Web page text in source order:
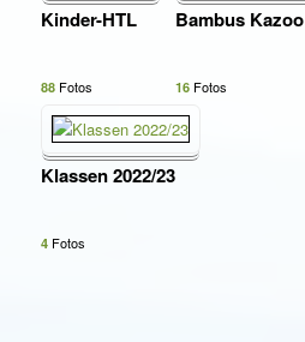
Kinder-HTL
88Fotos
Bambus Kazoo
16Fotos
Klassen 2022/23
4Fotos